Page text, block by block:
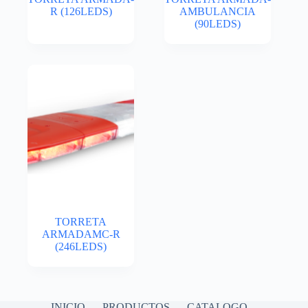
R (126LEDS)
AMBULANCIA
(90LEDS)
TORRETA
ARMADAMC-R
(246LEDS)